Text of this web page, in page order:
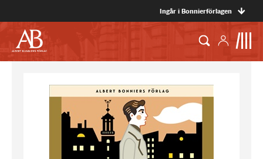
Ingår i Bonnierförlagen